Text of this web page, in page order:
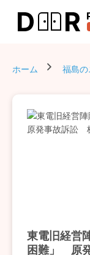
ホーム 福島
東電旧経営
困難」 原